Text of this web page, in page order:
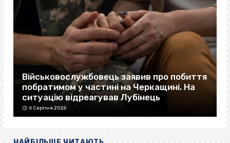
Військовослужбовець заявив про побиття
побратимом у частині на Черкащині. На
ситуацію відреагував Лубінець
6 Серпня 2026